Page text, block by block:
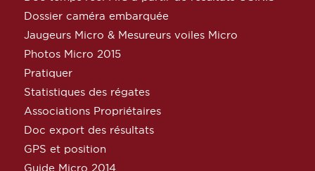
Dossier caméra embarquée
Jaugeurs Micro & Mesureurs voiles Micro
Photos Micro 2015
Pratiquer
Statistiques des régates
Associations Propriétaires
Doc export des résultats
GPS et position
Guide Micro 2014